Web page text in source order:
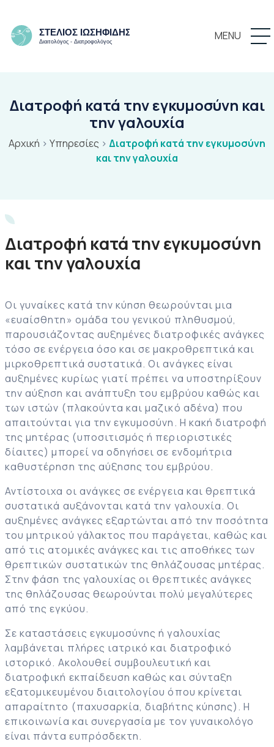
MENU
Διατροφή κατά την εγκυμοσύνη και
την γαλουχία
Αρχική > Υπηρεσίες > Διατροφή κατά την εγκυμοσύνη
και την γαλουχία
Διατροφή κατά την εγκυμοσύνη
και την γαλουχία
Οι γυναίκες κατά την κύηση θεωρούνται μια
«ευαίσθητη» ομάδα του γενικού πληθυσμού,
παρουσιάζοντας αυξημένες διατροφικές ανάγκες
τόσο σε ενέργεια όσο και σε μακροθρεπτικά και
μιρκοθρεπτικά συστατικά. Οι ανάγκες είναι
αυξημένες κυρίως γιατί πρέπει να υποστηρίξουν
την αύξηση και ανάπτυξη του εμβρύου καθώς και
των ιστών (πλακούντα και μαζικό αδένα) που
απαιτούνται για την εγκυμοσύνη. Η κακή διατροφή
της μητέρας (υποσιτισμός ή περιοριστικές
δίαιτες) μπορεί να οδηγήσει σε ενδομήτρια
καθυστέρηση της αύξησης του εμβρύου.
Αντίστοιχα οι ανάγκες σε ενέργεια και θρεπτικά
συστατικά αυξάνονται κατά την γαλουχία. Οι
αυξημένες ανάγκες εξαρτώνται από την ποσότητα
του μητρικού γάλακτος που παράγεται, καθώς και
από τις ατομικές ανάγκες και τις αποθήκες των
θρεπτικών συστατικών της θηλάζουσας μητέρας.
Στην φάση της γαλουχίας οι θρεπτικές ανάγκες
της θηλάζουσας θεωρούνται πολύ μεγαλύτερες
από της εγκύου.
Σε καταστάσεις εγκυμοσύνης ή γαλουχίας
λαμβάνεται πλήρες ιατρικό και διατροφικό
ιστορικό. Ακολουθεί συμβουλευτική και
διατροφική εκπαίδευση καθώς και σύνταξη
εξατομικευμένου διαιτολογίου όπου κρίνεται
απαραίτητο (παχυσαρκία, διαβήτης κύησης). Η
επικοινωνία και συνεργασία με τον γυναικολόγο
είναι πάντα ευπρόσδεκτη.